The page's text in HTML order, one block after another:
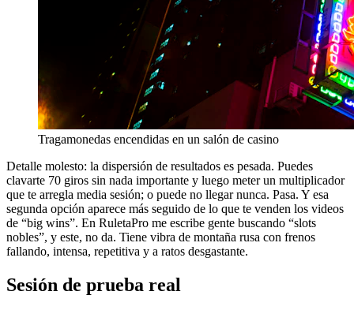
Tragamonedas encendidas en un salón de casino
Detalle molesto: la dispersión de resultados es pesada. Puedes
clavarte 70 giros sin nada importante y luego meter un multiplicador
que te arregla media sesión; o puede no llegar nunca. Pasa. Y esa
segunda opción aparece más seguido de lo que te venden los videos
de “big wins”. En RuletaPro me escribe gente buscando “slots
nobles”, y este, no da. Tiene vibra de montaña rusa con frenos
fallando, intensa, repetitiva y a ratos desgastante.
Sesión de prueba real